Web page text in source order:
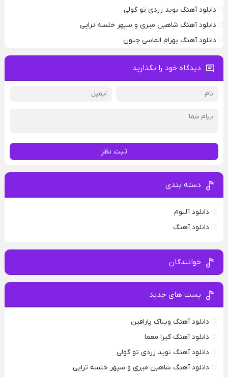
دانلود آهنگ نوید زردی تو گولی
دانلود آهنگ شاهین میری و سپهر خلسه تراپی
دانلود آهنگ بهرام الماسی جنون
دیدگاه خود را بگذارید
ثبت نظر
دسته بندی
دانلود آلبوم
دانلود آهنگ
خوانندگان
پست های جدید
دانلود آهنگ ویناک پارافین
دانلود آهنگ گیرا معما
دانلود آهنگ نوید زردی تو گولی
دانلود آهنگ شاهین میری و سپهر خلسه تراپی